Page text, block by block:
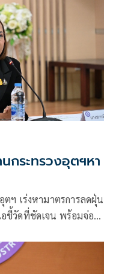
กระทรวงอุตฯหา
ฯ เร่งหามาตรการลดฝุ่น
ชี้วัดที่ชัดเจน พร้อมจ่อ